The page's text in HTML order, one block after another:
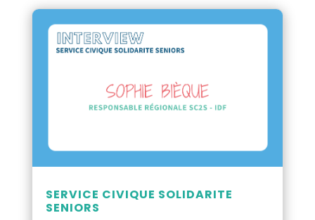
SERVICE CIVIQUE SOLIDARITE
SENIORS